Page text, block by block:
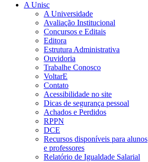
A Unisc
A Universidade
Avaliação Institucional
Concursos e Editais
Editora
Estrutura Administrativa
Ouvidoria
Trabalhe Conosco
VoltarE
Contato
Acessibilidade no site
Dicas de segurança pessoal
Achados e Perdidos
RPPN
DCE
Recursos disponíveis para alunos
e professores
Relatório de Igualdade Salarial